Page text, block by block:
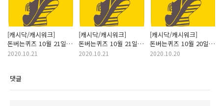
[캐시닥/캐시워크]
돈버는퀴즈 10월 21일
"바라던 티본 스테이크!"
2020.10.21
[캐시닥/캐시워크]
돈버는퀴즈 10월 21일
"메디펜스 미스트" 정답
2020.10.21
[캐시닥/캐시워크]
돈버는퀴즈 10월 20일
"성분에디터 주름앰플"
2020.10.20
댓글